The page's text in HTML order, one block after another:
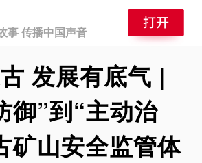
事 传播中国声音
发展有底气 |
御”到“主动治
矿山安全监管体